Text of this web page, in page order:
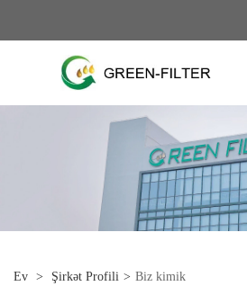
Ev > Şirkət Profili > Biz kimik